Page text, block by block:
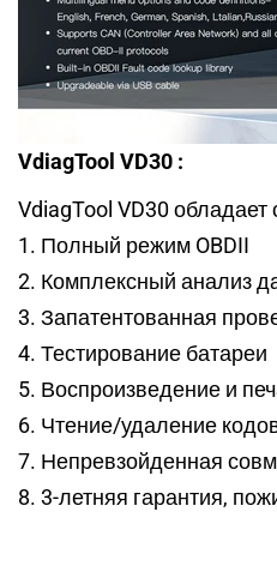
VdiagTool VD30 :
VdiagTool VD30
1. Полный режим OBDII
2. Комплексный анализ
3. Запатентованная
4. Тестирование батареи
5. Воспроизведение и
6. Чтение/удаление
7. Непревзойденная
8. 3-летняя гарантия,